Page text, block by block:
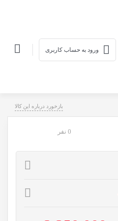
ورود به حساب کاربری
بازخورد درباره این کالا
0 نفر